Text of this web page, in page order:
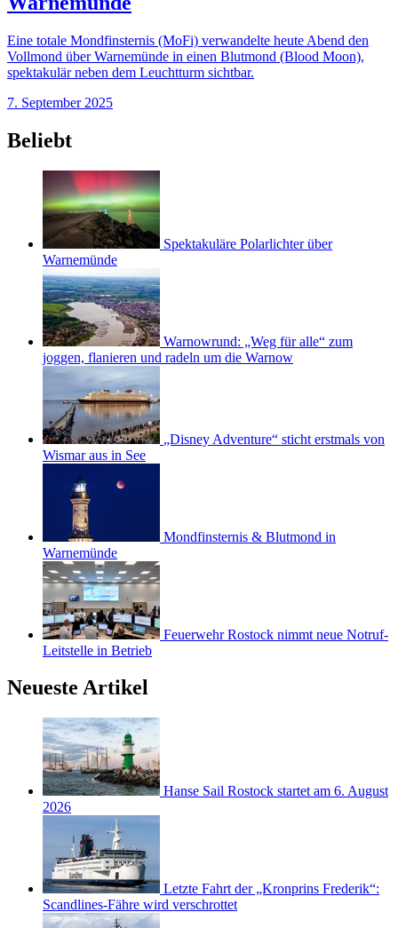
Eine totale Mondfinsternis (MoFi) verwandelte heute Abend den
Vollmond über Warnemünde in einen Blutmond (Blood Moon),
spektakulär neben dem Leuchtturm sichtbar.
7. September 2025
Beliebt
Spektakuläre Polarlichter über
Warnemünde
Warnowrund: „Weg für alle“ zum
joggen, flanieren und radeln um die Warnow
„Disney Adventure“ sticht erstmals von
Wismar aus in See
Mondfinsternis & Blutmond in
Warnemünde
Feuerwehr Rostock nimmt neue Notruf-
Leitstelle in Betrieb
Neueste Artikel
Hanse Sail Rostock startet am 6. August
2026
Letzte Fahrt der „Kronprins Frederik“:
Scandlines-Fähre wird verschrottet